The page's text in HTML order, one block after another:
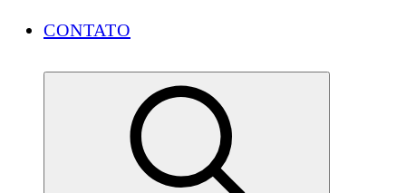
CONTATO
Conectando você às notícias do Brasil e do mundo com rapidez e confiabilidade.